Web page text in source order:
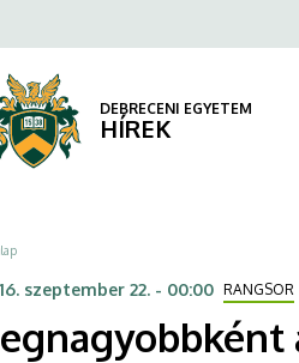
DEBRECENI EGYETEM
HÍREK
szeptember 22. - 00:00 RANGSOR